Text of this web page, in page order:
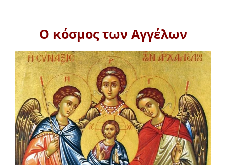
Ο κόσμος των Αγγέλων